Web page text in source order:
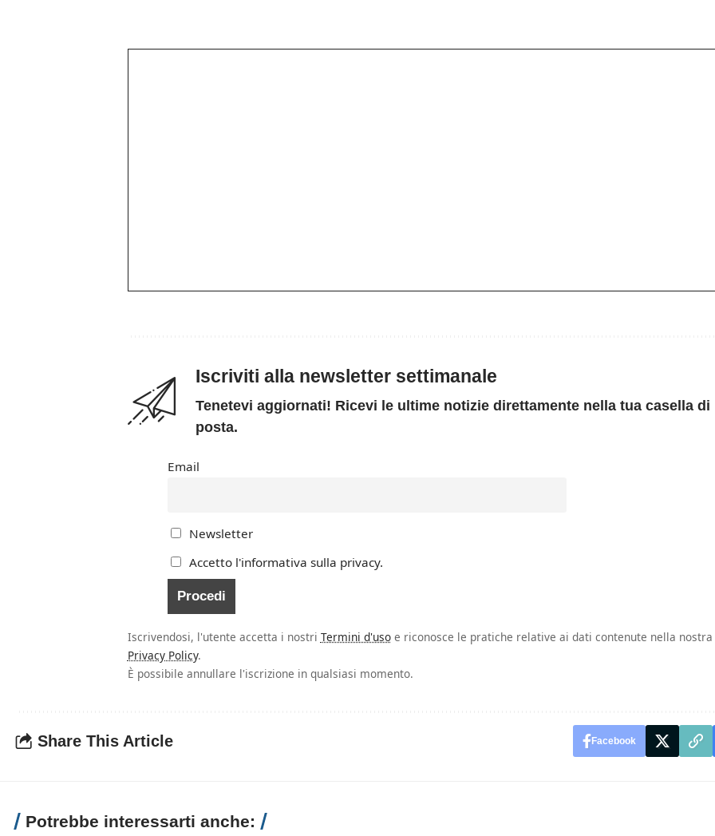
Iscriviti alla newsletter settimanale
Tenetevi aggiornati! Ricevi le ultime notizie direttamente nella tua casella di
posta.
Email
Newsletter
Accetto l'informativa sulla privacy.
Iscrivendosi, l'utente accetta i nostri Termini d'usoe riconosce le pratiche relative ai dati contenute nella nostra
Privacy Policy.
È possibile annullare l'iscrizione in qualsiasi momento.
Share This Article Facebook
Potrebbe interessarti anche: